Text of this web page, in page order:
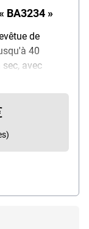
BA3234 »
de
40
avec
(l/p/h) : 20 /
à vapeur de